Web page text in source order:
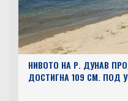
НИВОТО НА Р. ДУНАВ
ДОСТИГНА 109 СМ. ПОД